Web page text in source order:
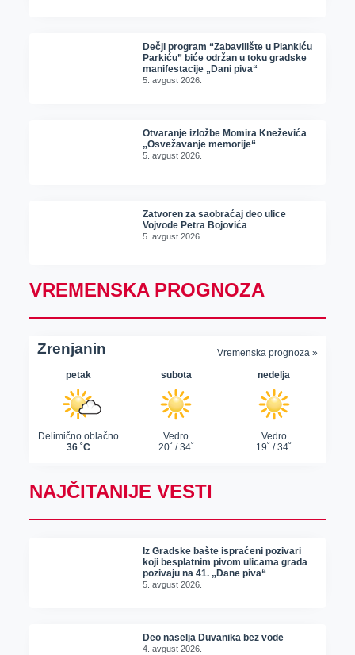
Dečji program “Zabavilište u Plankiću
Parkiću” biće održan u toku gradske
manifestacije „Dani piva“
5. avgust 2026.
Otvaranje izložbe Momira Kneževića
„Osvežavanje memorije“
5. avgust 2026.
Zatvoren za saobraćaj deo ulice
Vojvode Petra Bojovića
5. avgust 2026.
VREMENSKA PROGNOZA
NAJČITANIJE VESTI
Iz Gradske bašte ispraćeni pozivari
koji besplatnim pivom ulicama grada
pozivaju na 41. „Dane piva“
5. avgust 2026.
Deo naselja Duvanika bez vode
4. avgust 2026.